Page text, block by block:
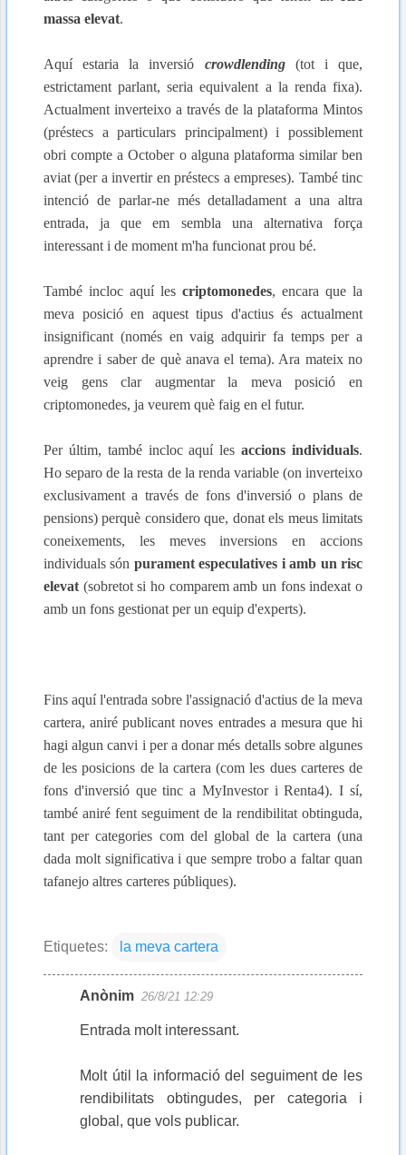
massa elevat.
Aquí estaria la inversió crowdlending
(tot i que,
estrictament parlant, seria equivalent a la renda fixa).
Actualment inverteixo a través de la plataforma Mintos
(préstecs a particulars principalment) i possiblement
obri compte a October o alguna plataforma similar ben
aviat (per a invertir en préstecs a empreses). També tinc
intenció de parlar-ne més detalladament a una altra
entrada, ja que em sembla una alternativa força
interessant i de moment m'ha funcionat prou bé.
També incloc aquí les criptomonedes, encara que la
meva posició en aquest tipus d'actius és actualment
insignificant (només en vaig adquirir fa temps per a
aprendre i saber de què anava el tema). Ara mateix no
veig gens clar augmentar la meva posició en
criptomonedes, ja veurem què faig en el futur.
Per últim, també incloc aquí lesaccions individuals.
Ho separo de la resta de la renda variable (on inverteixo
exclusivament a través de fons d'inversió o plans de
pensions) perquè considero que, donat els meus limitats
coneixements, les meves inversions en accions
individuals són purament especulatives i amb un risc
elevat (sobretot si ho comparem amb un fons indexat o
amb un fons gestionat per un equip d'experts).
Fins aquí l'entrada sobre l'assignació d'actius de la meva
cartera, aniré publicant noves entrades a mesura que hi
hagi algun canvi i per a donar més detalls sobre algunes
de les posicions de la cartera (com les dues carteres de
fons d'inversió que tinc a MyInvestor i Renta4). I sí,
també aniré fent seguiment de la rendibilitat obtinguda,
tant per categories com del global de la cartera (una
dada molt significativa i que sempre trobo a faltar quan
tafanejo altres carteres públiques).
Etiquetes: la meva cartera
Comentaris
Anònim 26/8/21 12:29
Entrada molt interessant.
Molt útil la informació del seguiment de les
rendibilitats obtingudes, per categoria i
global, que vols publicar.